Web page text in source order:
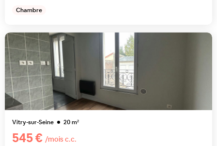
Chambre
Vitry-sur-Seine 20m²
545 € /mois c.c.